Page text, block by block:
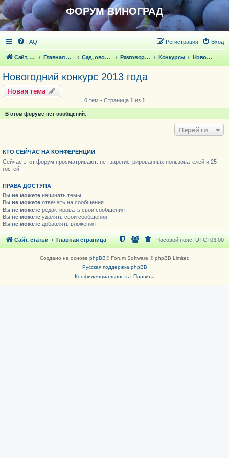
ФОРУМ ВИНОГРАД
FAQ Вход
Регистрация
Сайт, статьи Главная страница Сад, овощи, ягодники, цветы, беседка Разговоры обо всем что волнует Конкурсы Новогодний конкурс 2013 года
Новогодний конкурс 2013 года
Новая тема
0 тем • Страница 1 из 1
В этом форуме нет сообщений.
Перейти
КТО СЕЙЧАС НА КОНФЕРЕНЦИИ
Сейчас этот форум просматривают: нет зарегистрированных пользователей и 25
гостей
ПРАВА ДОСТУПА
Вы не можете начинать темы
Вы не можете отвечать на сообщения
Вы не можете редактировать свои сообщения
Вы не можете удалять свои сообщения
Вы не можете добавлять вложения
Сайт, статьи Главная страница Часовой пояс: UTC+03:00
Создано на основе phpBB® Forum Software © phpBB Limited
Русская поддержка phpBB
Конфиденциальность| Правила